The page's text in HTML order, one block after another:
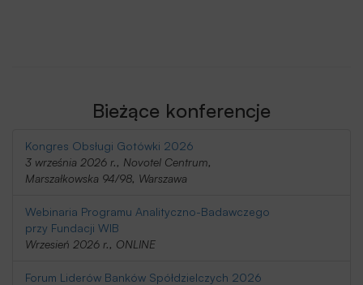
Bieżące konferencje
Kongres Obsługi Gotówki 2026
3 września 2026 r., Novotel Centrum,
Marszałkowska 94/98, Warszawa
Webinaria Programu Analityczno-Badawczego
przy Fundacji WIB
Wrzesień 2026 r., ONLINE
Forum Liderów Banków Spółdzielczych 2026